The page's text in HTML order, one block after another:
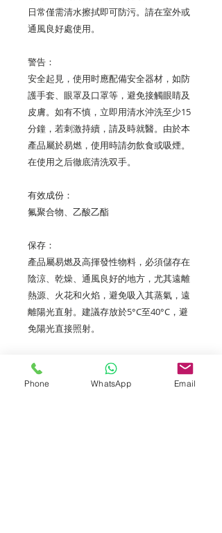
日常僅需清水擦拭即可防污。請在室外或
通風良好處使用。
警告：
安全起見，使用时應配備安全器材，如防
護手套、眼罩及口罩等，避免接觸眼睛及
皮膚。如有不慎，立即用清水沖洗至少15
分鐘，若刺激持續，請及時就醫。由於本
產品屬於易燃，使用時請勿飲食或吸煙。
在使用之后徹底清洗双手。
有效成份：
氟聚合物、乙酸乙酯
保存：
產品屬易燃及高揮發性物料，必須儲存在
陰涼、乾燥、通風良好的地方，尤其遠離
熱源、火花和火焰，避免吸入其蒸氣，遠
離陽光直射。建議存放於5°C至40°C，避
免陽光直接照射。
收到訂單付款後，我們會經順豐（SF）寄
出，一般可於2-4個工作天內便可以收到產
Phone WhatsApp Email